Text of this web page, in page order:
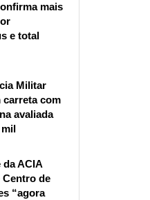
mais
e total
Militar
carreta com
avaliada
mil
da ACIA
Centro de
“agora